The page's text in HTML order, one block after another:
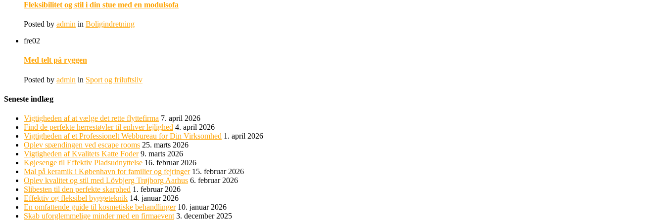
Fleksibilitet og stil i din stue med en modulsofa
Posted by admin in Boligindretning
fre02
Med telt på ryggen
Posted by admin in Sport og friluftsliv
Seneste indlæg
Vigtigheden af at vælge det rette flyttefirma 7. april 2026
Find de perfekte herrestøvler til enhver lejlighed 4. april 2026
Vigtigheden af et Professionelt Webbureau for Din Virksomhed 1. april 2026
Oplev spændingen ved escape rooms 25. marts 2026
Vigtigheden af Kvalitets Katte Foder 9. marts 2026
Køjesenge til Effektiv Pladsudnyttelse 16. februar 2026
Mal på keramik i København for familier og fejringer 15. februar 2026
Oplev kvalitet og stil med Lövbjerg Trøjborg Aarhus 6. februar 2026
Slibesten til den perfekte skarphed 1. februar 2026
Effektiv og fleksibel byggeteknik 14. januar 2026
En omfattende guide til kosmetiske behandlinger 10. januar 2026
Skab uforglemmelige minder med en firmaevent 3. december 2025